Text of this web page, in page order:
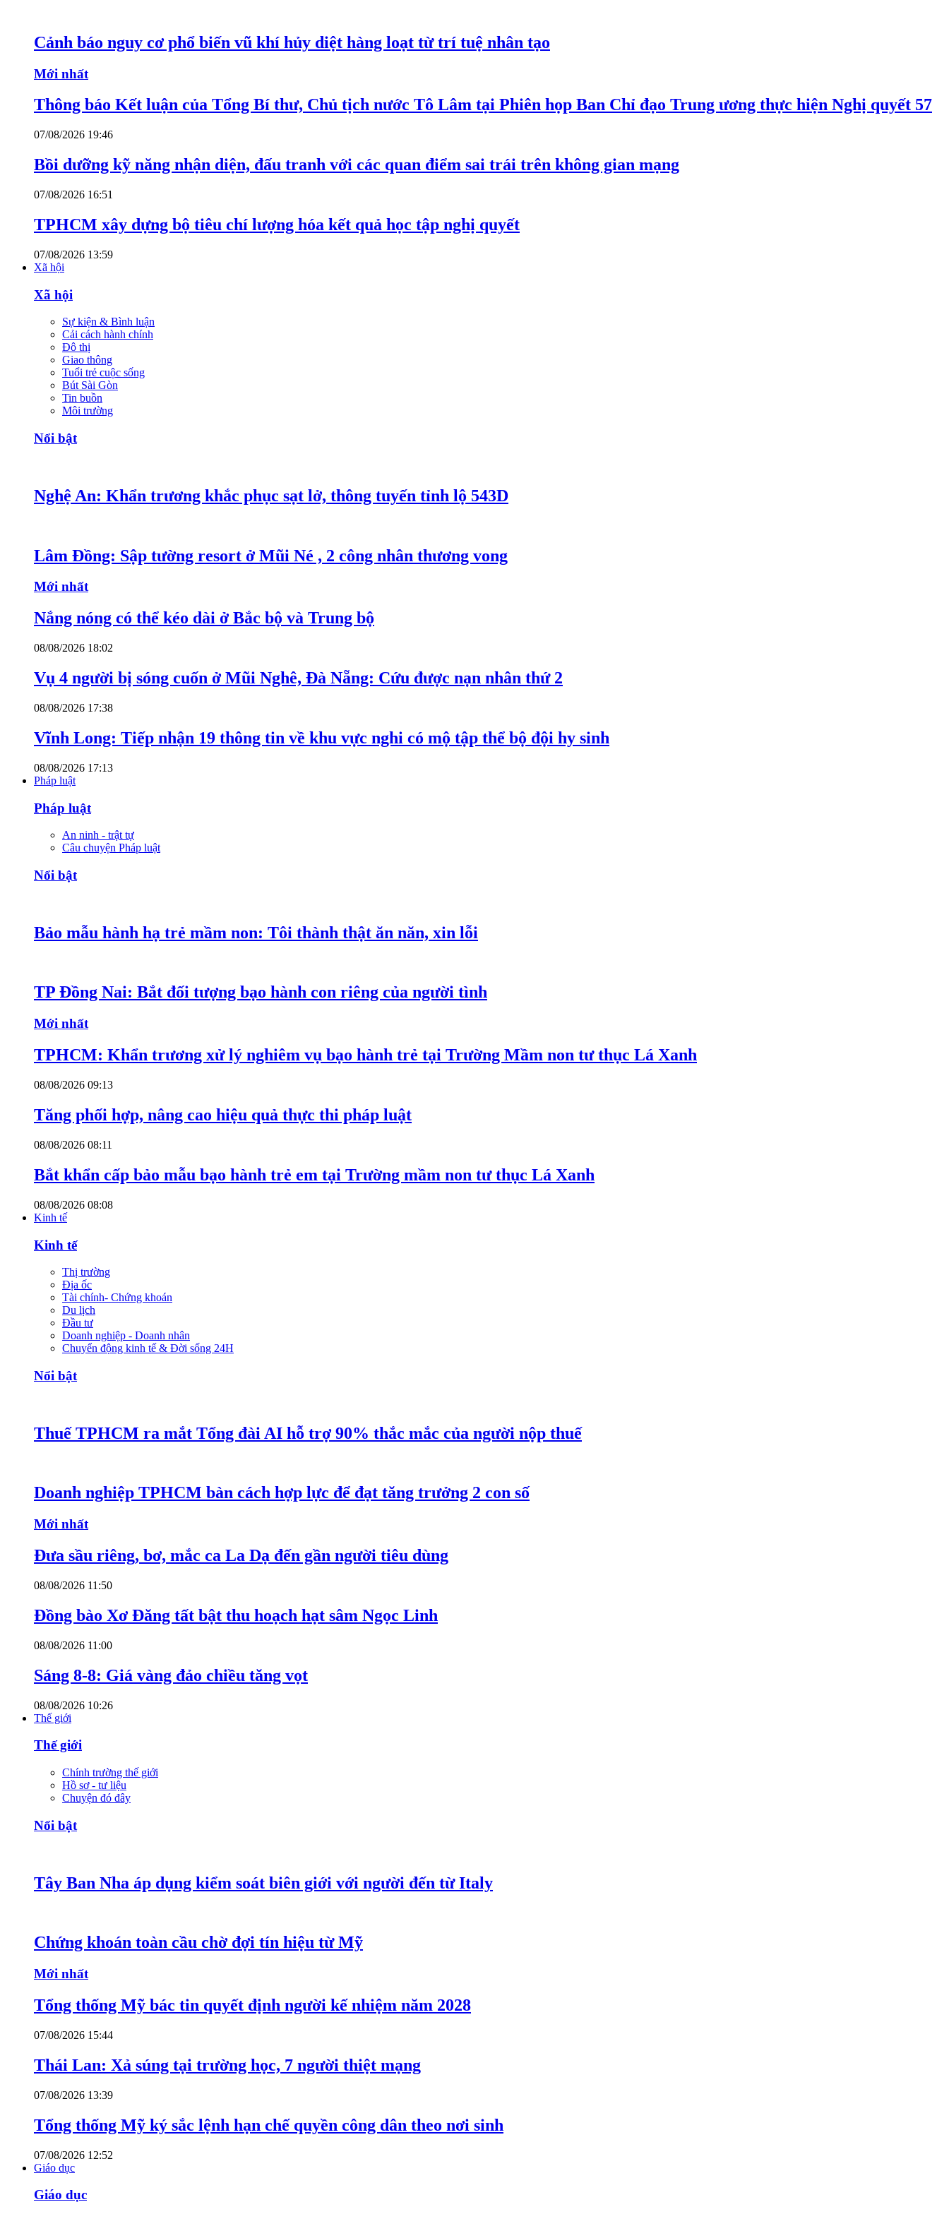
Cảnh báo nguy cơ phổ biến vũ khí hủy diệt hàng loạt từ trí tuệ nhân tạo
Mới nhất
Thông báo Kết luận của Tổng Bí thư, Chủ tịch nước Tô Lâm tại Phiên họp Ban Chỉ đạo Trung ương thực hiện Nghị quyết 57
07/08/2026 19:46
Bồi dưỡng kỹ năng nhận diện, đấu tranh với các quan điểm sai trái trên không gian mạng
07/08/2026 16:51
TPHCM xây dựng bộ tiêu chí lượng hóa kết quả học tập nghị quyết
07/08/2026 13:59
Xã hội
Xã hội
Sự kiện & Bình luận
Cải cách hành chính
Đô thị
Giao thông
Tuổi trẻ cuộc sống
Bút Sài Gòn
Tin buồn
Môi trường
Nổi bật
Nghệ An: Khẩn trương khắc phục sạt lở, thông tuyến tỉnh lộ 543D
Lâm Đồng: Sập tường resort ở Mũi Né , 2 công nhân thương vong
Mới nhất
Nắng nóng có thể kéo dài ở Bắc bộ và Trung bộ
08/08/2026 18:02
Vụ 4 người bị sóng cuốn ở Mũi Nghê, Đà Nẵng: Cứu được nạn nhân thứ 2
08/08/2026 17:38
Vĩnh Long: Tiếp nhận 19 thông tin về khu vực nghi có mộ tập thể bộ đội hy sinh
08/08/2026 17:13
Pháp luật
Pháp luật
An ninh - trật tự
Câu chuyện Pháp luật
Nổi bật
Bảo mẫu hành hạ trẻ mầm non: Tôi thành thật ăn năn, xin lỗi
TP Đồng Nai: Bắt đối tượng bạo hành con riêng của người tình
Mới nhất
TPHCM: Khẩn trương xử lý nghiêm vụ bạo hành trẻ tại Trường Mầm non tư thục Lá Xanh
08/08/2026 09:13
Tăng phối hợp, nâng cao hiệu quả thực thi pháp luật
08/08/2026 08:11
Bắt khẩn cấp bảo mẫu bạo hành trẻ em tại Trường mầm non tư thục Lá Xanh
08/08/2026 08:08
Kinh tế
Kinh tế
Thị trường
Địa ốc
Tài chính- Chứng khoán
Du lịch
Đầu tư
Doanh nghiệp - Doanh nhân
Chuyển động kinh tế & Đời sống 24H
Nổi bật
Thuế TPHCM ra mắt Tổng đài AI hỗ trợ 90% thắc mắc của người nộp thuế
Doanh nghiệp TPHCM bàn cách hợp lực để đạt tăng trưởng 2 con số
Mới nhất
Đưa sầu riêng, bơ, mắc ca La Dạ đến gần người tiêu dùng
08/08/2026 11:50
Đồng bào Xơ Đăng tất bật thu hoạch hạt sâm Ngọc Linh
08/08/2026 11:00
Sáng 8-8: Giá vàng đảo chiều tăng vọt
08/08/2026 10:26
Thế giới
Thế giới
Chính trường thế giới
Hồ sơ - tư liệu
Chuyện đó đây
Nổi bật
Tây Ban Nha áp dụng kiểm soát biên giới với người đến từ Italy
Chứng khoán toàn cầu chờ đợi tín hiệu từ Mỹ
Mới nhất
Tổng thống Mỹ bác tin quyết định người kế nhiệm năm 2028
07/08/2026 15:44
Thái Lan: Xả súng tại trường học, 7 người thiệt mạng
07/08/2026 13:39
Tổng thống Mỹ ký sắc lệnh hạn chế quyền công dân theo nơi sinh
07/08/2026 12:52
Giáo dục
Giáo dục